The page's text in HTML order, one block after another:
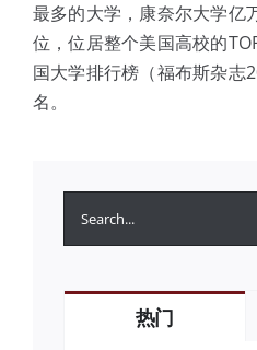
最多的大学，康奈尔大学亿
位，位居整个美国高校的
国大学排行榜（福布斯杂志
名。
热门